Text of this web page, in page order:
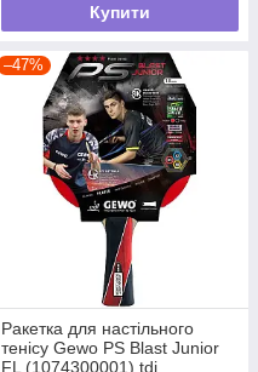
Купити
–47%
Ракетка для настільного
тенісу Gewo PS Blast Junior
FL (1074300001) tdi